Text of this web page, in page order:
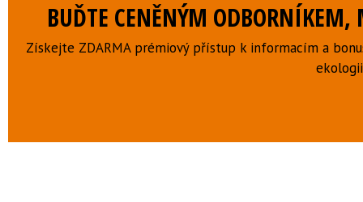
BUĎTE CENĚNÝM ODBORNÍKEM,
Získejte ZDARMA prémiový přístup k informacím a